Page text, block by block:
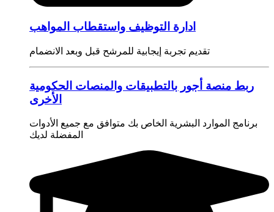
ادارة التوظيف واستقطاب المواهب
تقديم تجربة إيجابية للمرشح قبل وبعد الانضمام
ربط منصة أجور بالتطبيقات والمنصات الحكومية
الأخرى
برنامج الموارد البشرية الخاص بك متوافق مع جميع الأدوات
المفضلة لديك